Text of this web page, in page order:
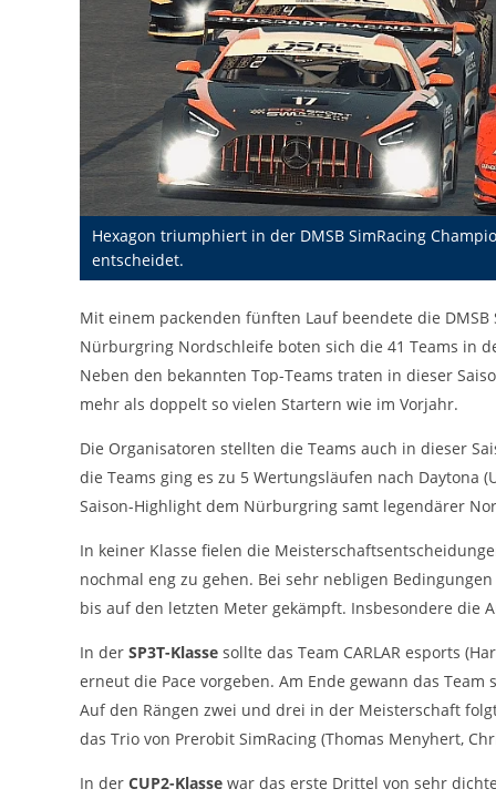
Hexagon triumphiert in der DMSB SimRacing
entscheidet.
Mit einem packenden fünften Lauf beendete die DMSB
Nürburgring Nordschleife boten sich die 41 Teams in
Neben den bekannten Top-Teams traten in dieser
mehr als doppelt so vielen Startern wie im Vorjahr.
Die Organisatoren stellten die Teams auch in dieser
die Teams ging es zu 5 Wertungsläufen nach Daytona
Saison-Highlight dem Nürburgring samt legendärer
In keiner Klasse fielen die
nochmal eng zu gehen. Bei sehr nebligen
bis auf den letzten Meter gekämpft. Insbesondere die
In der SP3T-Klasse sollte das Team CARLAR esports
erneut die Pace vorgeben. Am Ende gewann das
Auf den Rängen zwei und drei in der Meisterschaft
das Trio von Prerobit SimRacing (Thomas Menyhert,
In der CUP2-Klasse war das erste Drittel von sehr
Background Image
gw-cookie-bgimage
DMSB
Zweck:
Dieser Cookie speichert Informationen zu
verwendeten Hintergrundbildern der
Website.
Cookie Laufzeit: 24 Stunden
Name: cookie_consent
Anbieter:
Zweck:
Cookie-Einstellungen.
12 Monate
Statistiken
Cookies, die der Sammlung von Informationen und Erstellung von
Berichten über die Website-Nutzungsstatistik dienen, ohne dass
Google Analytics
Name:
Anbieter: